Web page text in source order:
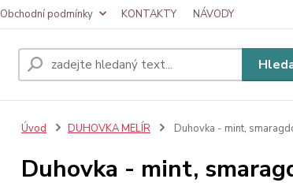
Obchodní podmínky KONTAKTY NÁVODY
Úvod DUHOVKA MELÍR Duhovka - mint,
Duhovka - mint,